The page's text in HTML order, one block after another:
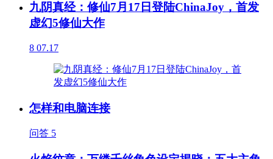
九阴真经：修仙7月17日登陆ChinaJoy，首发
虚幻5修仙大作
8 07.17
怎样和电脑连接
问答 5